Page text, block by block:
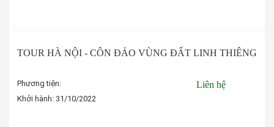
TOUR HÀ NỘI - CÔN ĐẢO VÙNG ĐẤT LINH THIÊNG
Phương tiện:
Khởi hành: 31/10/2022
Liên hệ